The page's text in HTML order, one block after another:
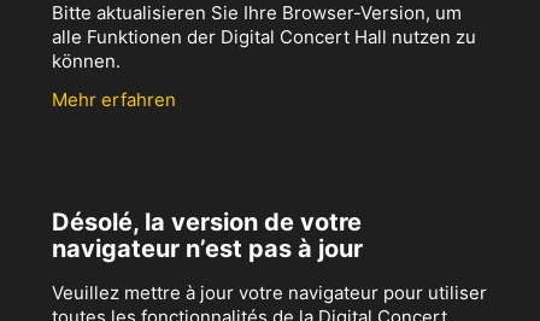
Bitte aktualisieren Sie Ihre Browser-Version, um
alle Funktionen der Digital Concert Hall nutzen zu
können.
Mehr erfahren
Désolé, la version de votre
navigateur n’est pas à jour
Veuillez mettre à jour votre navigateur pour utiliser